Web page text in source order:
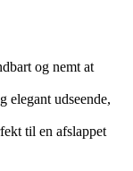
og nemt at
elegant udseende,
til en afslappet